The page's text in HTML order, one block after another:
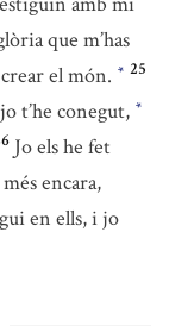
que m’has
el món. * 25
t’he conegut, *
Jo els he fet
encara,
en ells, i jo